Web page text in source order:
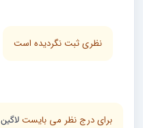
نظری ثبت نگردیده است
برای درج نظر می بایست لاگین